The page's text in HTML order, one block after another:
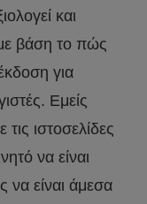
και
βάση το πώς
για
Εμείς
ιστοσελίδες
να είναι
είναι άμεσα